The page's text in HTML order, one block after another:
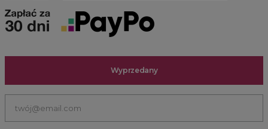
Wyprzedany